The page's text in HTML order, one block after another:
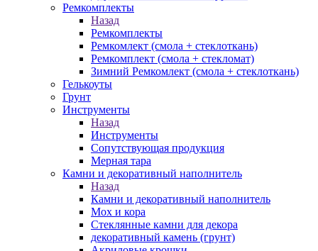
Ремкомплекты
Назад
Ремкомплекты
Ремкомлект (смола + стеклоткань)
Ремкомплект (смола + стекломат)
Зимний Ремкомлект (смола + стеклоткань)
Гелькоуты
Грунт
Инструменты
Назад
Инструменты
Сопутствующая продукция
Мерная тара
Камни и декоративный наполнитель
Назад
Камни и декоративный наполнитель
Мох и кора
Стеклянные камни для декора
декоративный камень (грунт)